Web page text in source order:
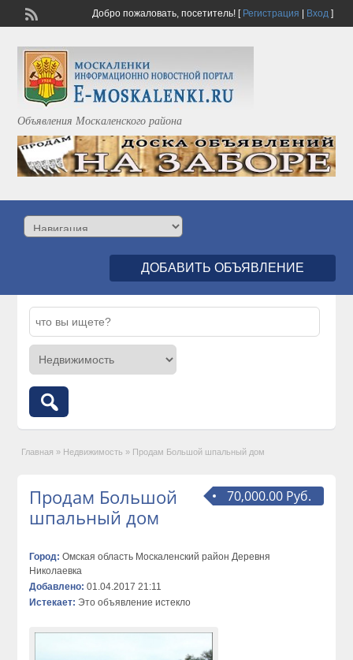
Добро пожаловать, посетитель![ Регистрация Вход]
Объявления Москаленского района
ДОБАВИТЬ ОБЪЯВЛЕНИЕ
Главная » Недвижимость » Продам Большой шпальный дом
70,000.00 Руб.
Продам Большой
шпальный дом
Город: Омская область Москаленский район Деревня
Николаевка
Добавлено: 01.04.2017 21:11
Истекает: Это объявление истекло